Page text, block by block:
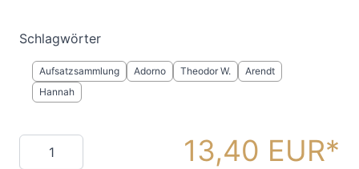
Schlagwörter
Aufsatzsammlung Adorno Theodor W.
Arendt
Hannah
Menge 13,40 EUR